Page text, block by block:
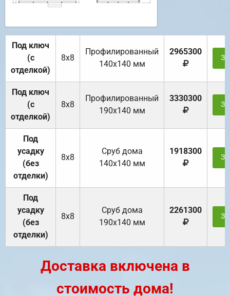
Под ключ
(с
отделкой)
8х8
Профилированный
140х140 мм
2965300
Под ключ
(с
отделкой)
8х8
Профилированный
190х140 мм
3330300
Под
усадку
(без
отделки)
8х8
Cруб дома
140х140 мм
1918300
Под
усадку
(без
отделки)
8х8
Cруб дома
190х140 мм
2261300
Доставка включена в
стоимость дома!